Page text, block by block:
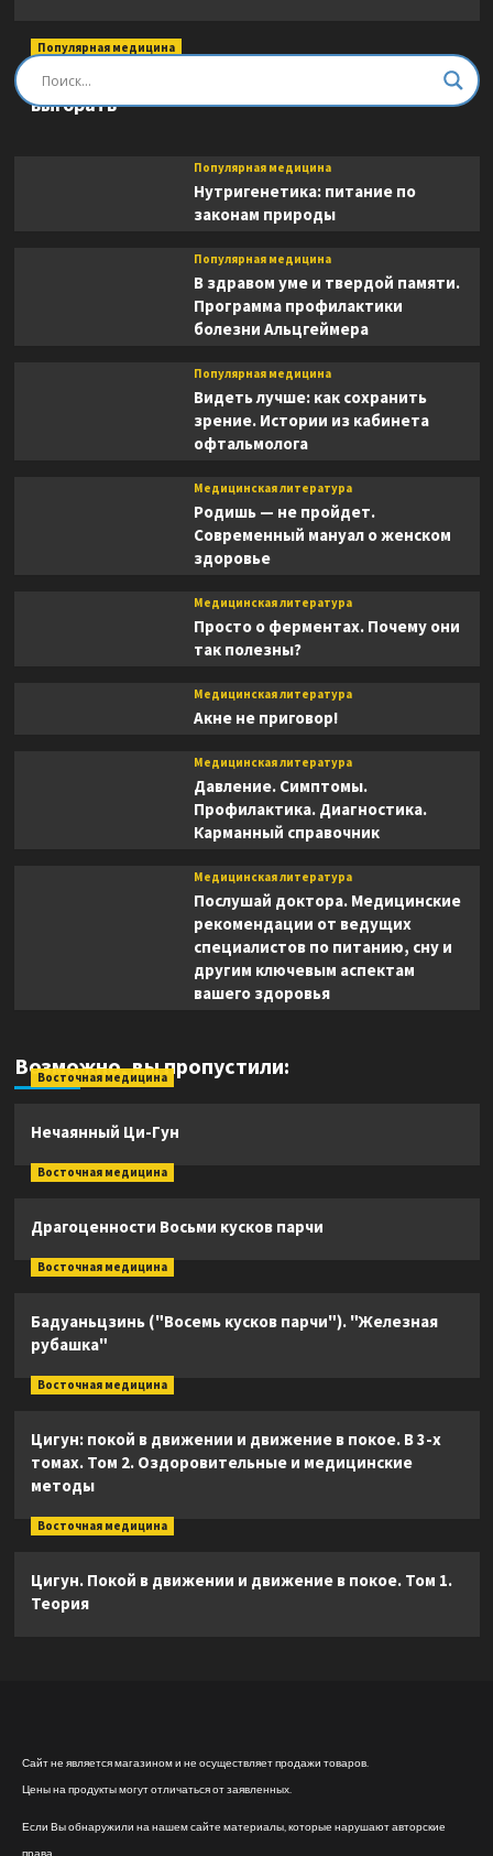
Популярная медицина
Быть врачом. Как помогать, развиваться и не
выгорать
Популярная медицина
Нутригенетика: питание по
законам природы
Популярная медицина
В здравом уме и твердой памяти.
Программа профилактики
болезни Альцгеймера
Популярная медицина
Видеть лучше: как сохранить
зрение. Истории из кабинета
офтальмолога
Медицинская литература
Родишь — не пройдет.
Современный мануал о женском
здоровье
Медицинская литература
Просто о ферментах. Почему они
так полезны?
Медицинская литература
Акне не приговор!
Медицинская литература
Давление. Симптомы.
Профилактика. Диагностика.
Карманный справочник
Медицинская литература
Послушай доктора. Медицинские
рекомендации от ведущих
специалистов по питанию, сну и
другим ключевым аспектам
вашего здоровья
Возможно, вы пропустили:
Восточная медицина
Нечаянный Ци-Гун
Восточная медицина
Драгоценности Восьми кусков парчи
Восточная медицина
Бадуаньцзинь ("Восемь кусков парчи"). "Железная
рубашка"
Восточная медицина
Цигун: покой в движении и движение в покое. В 3-х
томах. Том 2. Оздоровительные и медицинские
методы
Восточная медицина
Цигун. Покой в движении и движение в покое. Том 1.
Теория
Сайт не является магазином и не осуществляет продажи товаров.
Цены на продукты могут отличаться от заявленных.
Если Вы обнаружили на нашем сайте материалы, которые нарушают авторские
права,